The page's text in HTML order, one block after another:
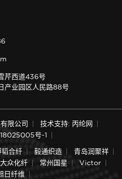
芹西道436号
产业园区人民路88号
限公司
技术支持: 丙纶网
号-1
韬合纤 毅通织造
青岛润聚祥
大众化纤 常州国星
Victor
日纤维